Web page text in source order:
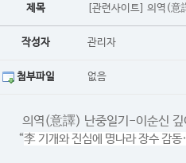
제목 [관련사이트] 의역(
작성자 관리자
첨부파일 없음
의역(意譯) 난중일기-이순신
“李 기개와 진심에 명나라 장수 감